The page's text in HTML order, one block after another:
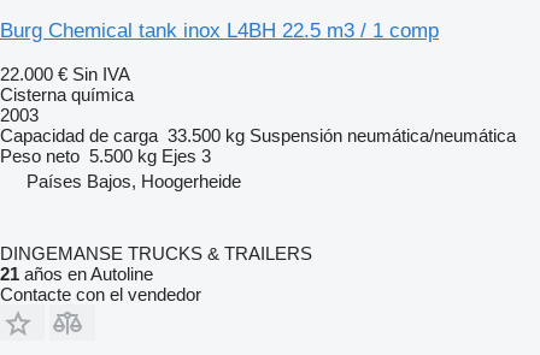
Burg Chemical tank inox L4BH 22.5 m3 / 1 comp
22.000 € Sin IVA
Cisterna química
2003
Capacidad de carga 33.500 kg Suspensión neumática/neumática
Peso neto 5.500 kg Ejes 3
Países Bajos, Hoogerheide
DINGEMANSE TRUCKS & TRAILERS
21 años en Autoline
Contacte con el vendedor